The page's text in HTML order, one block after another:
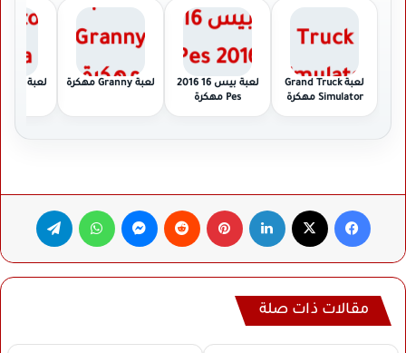
لعبة Grand Truck
Simulator مهكرة
لعبة بيس 16 2016
Pes مهكرة
لعبة Granny مهكرة
فيسبوك لينكدإن بينتيريست ماسنجر واتساب
مقالات ذات صلة